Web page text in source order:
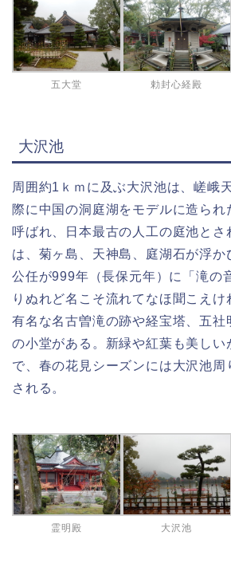
五大堂 勅封心経殿
大沢池
周囲約1ｋｍに及ぶ大沢池は、嵯峨
際に中国の洞庭湖をモデルに造られ
呼ばれ、日本最古の人工の庭池とさ
は、菊ヶ島、天神島、庭湖石が浮か
公任が999年（長保元年）に「滝の
りぬれど名こそ流れてなほ聞こえけ
有名な名古曽滝の跡や経宝塔、五社
の小堂がある。新緑や紅葉も美しい
で、春の花見シーズンには大沢池周
される。
霊明殿 大沢池